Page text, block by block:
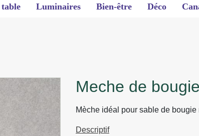
Luminaires Bien-être Déco
meche de
Mèche idéal pour sable de bougie
Descriptif